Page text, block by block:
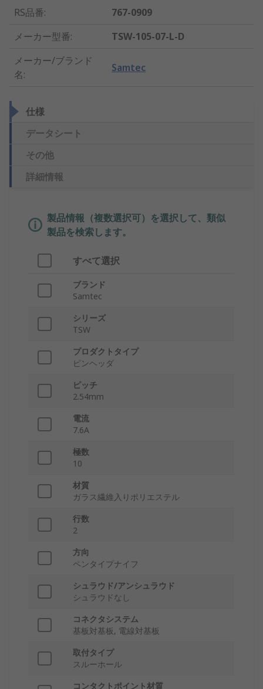
RS品番:
767-0909
メーカー型番:
TSW-105-07-L-D
メーカー/ブランド
名:
Samtec
仕様
データシート
その他
詳細情報
製品情報（複数選択可）を選択して、類似
製品を検索します。
すべて選択
ブランド
Samtec
シリーズ
TSW
プロダクトタイプ
ピンヘッダ
ピッチ
2.54mm
電流
7.6A
極数
10
材質
ガラス繊維入りポリエステル
行数
2
方向
ペンタイプナイフ
シュラウド/アンシュラウド
シュラウドなし
コネクタシステム
基板対基板, 電線対基板
取付タイプ
スルーホール
コンタクトポイント材質